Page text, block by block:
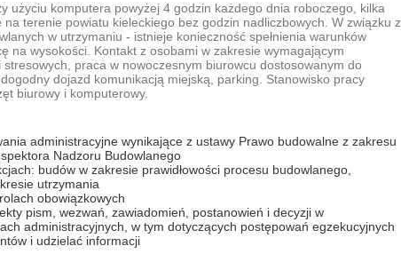
użyciu komputera powyżej 4 godzin każdego dnia roboczego, kilka
na terenie powiatu kieleckiego bez godzin nadliczbowych. W związku z
w utrzymaniu - istnieje konieczność spełnienia warunków
na wysokości. Kontakt z osobami w zakresie wymagającym
praca w nowoczesnym biurowcu dostosowanym do
dojazd komunikacją miejską, parking. Stanowisko pracy
biurowy i komputerowy.
administracyjne wynikające z ustawy Prawo budowalne z zakresu
Nadzoru Budowlanego
budów w zakresie prawidłowości procesu budowlanego,
utrzymania
obowiązkowych
pism, wezwań, zawiadomień, postanowień i decyzji w
administracyjnych, w tym dotyczących postępowań egzekucyjnych
i udzielać informacji